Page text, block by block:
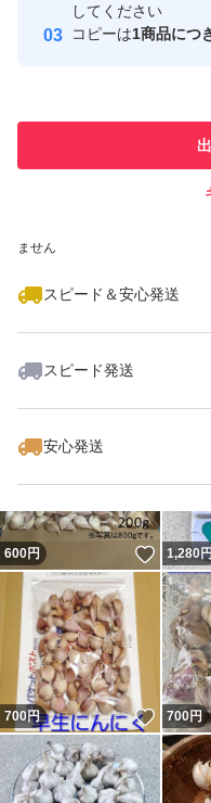
取引実績
ません
スピード＆安心発送
スピード発送
安心発送
してください
コピーは1商品につ
600円 いい
1,280円
700円 いい
700円